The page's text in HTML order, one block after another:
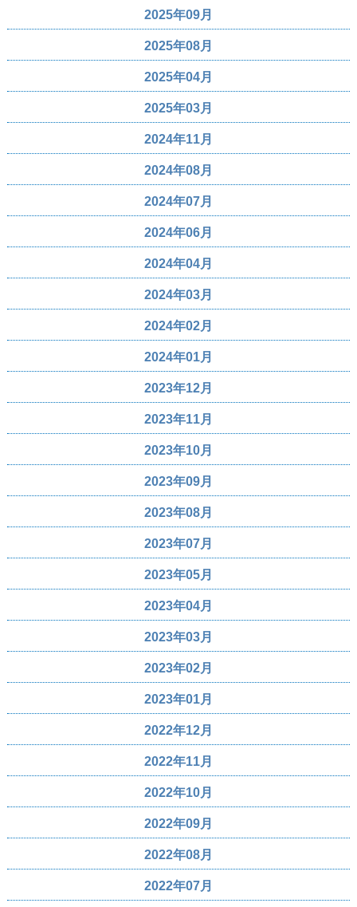
2025年09月
2025年08月
2025年04月
2025年03月
2024年11月
2024年08月
2024年07月
2024年06月
2024年04月
2024年03月
2024年02月
2024年01月
2023年12月
2023年11月
2023年10月
2023年09月
2023年08月
2023年07月
2023年05月
2023年04月
2023年03月
2023年02月
2023年01月
2022年12月
2022年11月
2022年10月
2022年09月
2022年08月
2022年07月